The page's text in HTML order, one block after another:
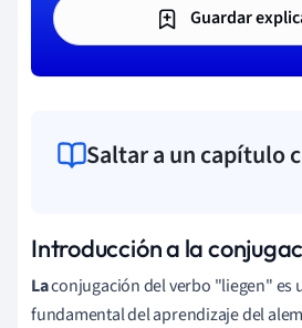
Guardar
Saltar a un capítulo
Introducción a la
Laconjugación del verbo "liegen" es
fundamental del aprendizaje del